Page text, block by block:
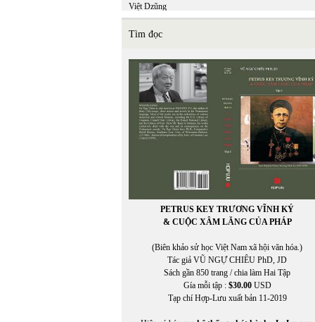
Việt Dzũng
Việt Khang
VIỆT MINH
Việt Phương
VIỆT TRÚC
VIETNAM FILM CLUB
VIETNAM FILM CLUB, CHU LYNH, THỤY
VIETNAM.NET
VĨNH HẢO
VĨNH THÔNG
Võ Thị Như Mai
Võ Thị Xuân Hà
VOA ASIA
VOA Tiếng Việt
Vũ Đỗ Hoàng
Tìm đọc
PETRUS KEY TRƯƠNG VĨNH KÝ
& CUỘC XÂM LĂNG CỦA PHÁP
(Biên khảo sử học Việt Nam xã hội văn hóa.)
Tác giả VŨ NGỰ CHIÊU PhD, JD
Sách gần 850 trang / chia làm Hai Tập
Gía mỗi tập : $30.00USD
Tạp chí Hợp-Lưu xuất bản 11-2019